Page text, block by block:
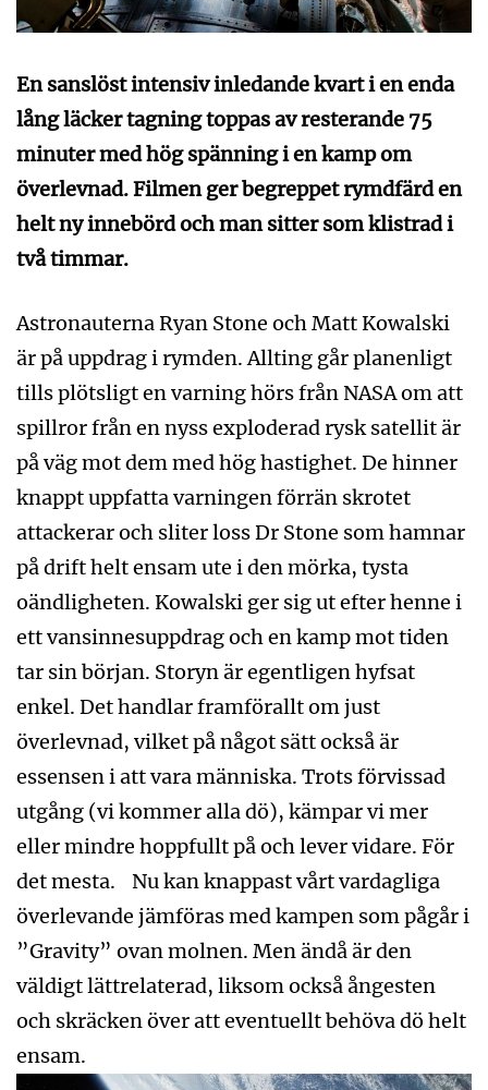
En sanslöst intensiv inledande kvart i en enda
lång läcker tagning toppas av resterande 75
minuter med hög spänning i en kamp om
överlevnad. Filmen ger begreppet rymdfärd en
helt ny innebörd och man sitter som klistrad i
två timmar.
Astronauterna Ryan Stone och Matt Kowalski
är på uppdrag i rymden. Allting går planenligt
tills plötsligt en varning hörs från NASA om att
spillror från en nyss exploderad rysk satellit är
på väg mot dem med hög hastighet. De hinner
knappt uppfatta varningen förrän skrotet
attackerar och sliter loss Dr Stone som hamnar
på drift helt ensam ute i den mörka, tysta
oändligheten. Kowalski ger sig ut efter henne i
ett vansinnesuppdrag och en kamp mot tiden
tar sin början. Storyn är egentligen hyfsat
enkel. Det handlar framförallt om just
överlevnad, vilket på något sätt också är
essensen i att vara människa. Trots förvissad
utgång (vi kommer alla dö), kämpar vi mer
eller mindre hoppfullt på och lever vidare. För
det mesta. Nu kan knappast vårt vardagliga
överlevande jämföras med kampen som pågår i
”Gravity” ovan molnen. Men ändå är den
väldigt lättrelaterad, liksom också ångesten
och skräcken över att eventuellt behöva dö helt
ensam.